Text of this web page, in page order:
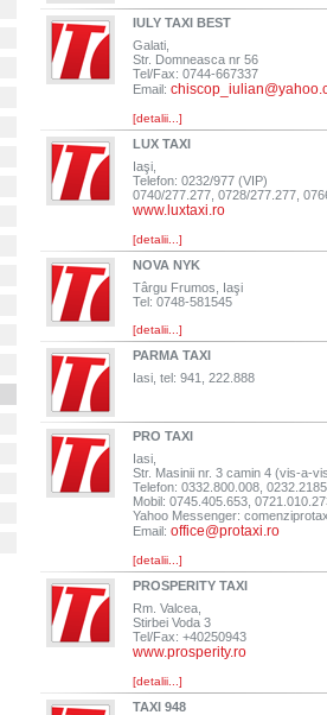
IULY TAXI BEST
Galati,
Str. Domneasca nr 56
Tel/Fax: 0744-667337
Email:
[detalii...]
LUX TAXI
Iaşi,
Telefon: 0232/977 (VIP)
0740/277.277, 0728/277.277,
www.luxtaxi.ro
[detalii...]
NOVA NYK
Târgu Frumos, Iaşi
Tel: 0748-581545
[detalii...]
PARMA TAXI
Iasi, tel: 941, 222.888
PRO TAXI
Iasi,
Str. Masinii nr. 3 camin 4 (vis-a-
Telefon: 0332.800.008,
Mobil: 0745.405.653,
Yahoo Messenger:
Email: office@protaxi.ro
[detalii...]
PROSPERITY TAXI
Rm. Valcea,
Stirbei Voda 3
Tel/Fax: +40250943
www.prosperity.ro
[detalii...]
TAXI 948